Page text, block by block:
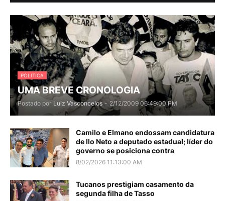
POLITICA
UMA BREVE CRONOLOGIA
Postado por Luiz Vasconcelos - 2/12/2009 06:49:00 PM
Camilo e Elmano endossam candidatura
de Ilo Neto a deputado estadual; líder do
governo se posiciona contra
8/02/2026 11:13:00 AM
Tucanos prestigiam casamento da
segunda filha de Tasso